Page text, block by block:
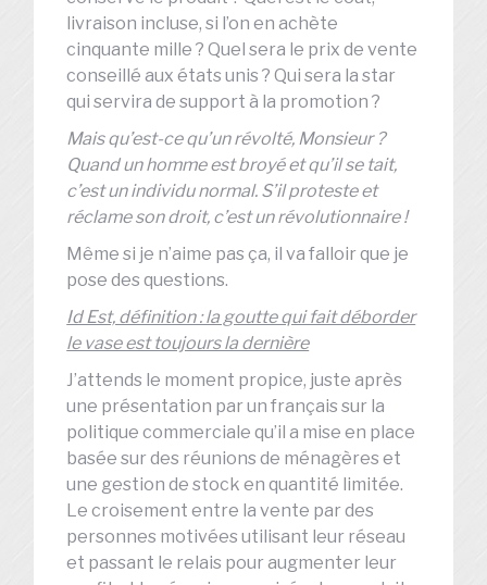
livraison incluse, si l’on en achète
cinquante mille ? Quel sera le prix de vente
conseillé aux états unis ? Qui sera la star
qui servira de support à la promotion ?
Mais qu’est-ce qu’un révolté, Monsieur ?
Quand un homme est broyé et qu’il se tait,
c’est un individu normal. S’il proteste et
réclame son droit, c’est un révolutionnaire !
Même si je n’aime pas ça, il va falloir que je
pose des questions.
Id Est, définition : la goutte qui fait déborder
le vase est toujours la dernière
J’attends le moment propice, juste après
une présentation par un français sur la
politique commerciale qu’il a mise en place
basée sur des réunions de ménagères et
une gestion de stock en quantité limitée.
Le croisement entre la vente par des
personnes motivées utilisant leur réseau
et passant le relais pour augmenter leur